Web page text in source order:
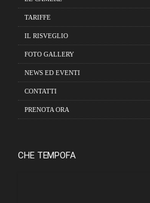
TARIFFE
IL RISVEGLIO
FOTO GALLERY
NEWS ED EVENTI
CONTATTI
PRENOTA ORA
CHE TEMPOFA